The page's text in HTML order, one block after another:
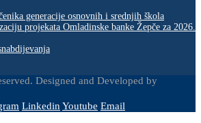
generacije osnovnih i srednjih škola
projekata Omladinske banke Žepče za 2026.
Designed and Developed by
LinkedinYoutube Email